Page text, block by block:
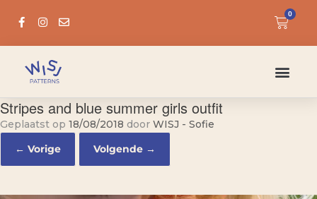
0
Stripes and blue summer girls outfit
Geplaatst op 18/08/2018 door WISJ - Sofie
← Vorige
Volgende →